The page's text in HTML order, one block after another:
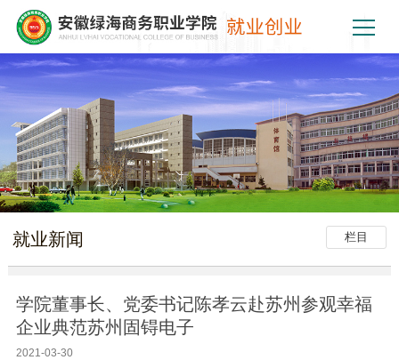
栏目
就业新闻
学院董事长、党委书记陈孝云赴苏州参观幸福
企业典范苏州固锝电子
2021-03-30